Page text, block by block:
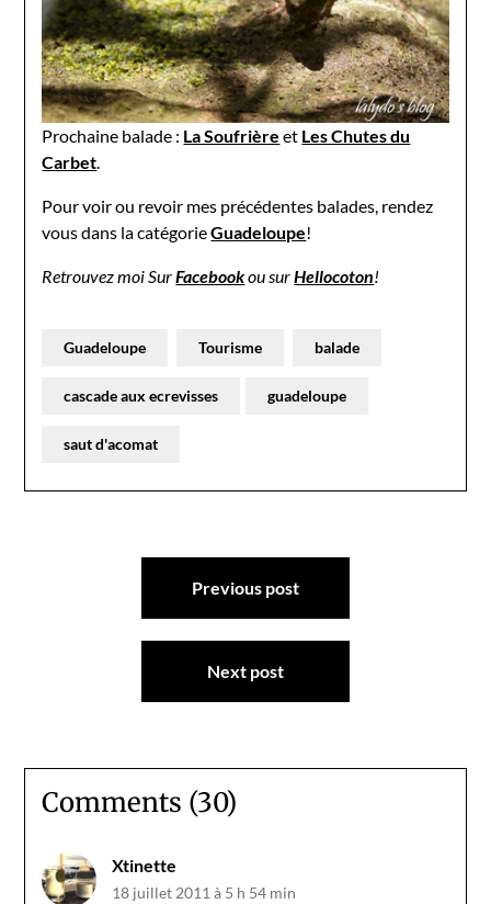
Prochaine balade : La Soufrière et Les Chutes du
Carbet.
Pour voir ou revoir mes précédentes balades, rendez
vous dans la catégorieGuadeloupe!
Retrouvez moi SurFacebookou surHellocoton!
Guadeloupe Tourisme balade
cascade aux ecrevisses guadeloupe
saut d'acomat
Navigation
Previous post
Next post
Comments (30)
Xtinette
18 juillet 2011 à 5 h 54 min